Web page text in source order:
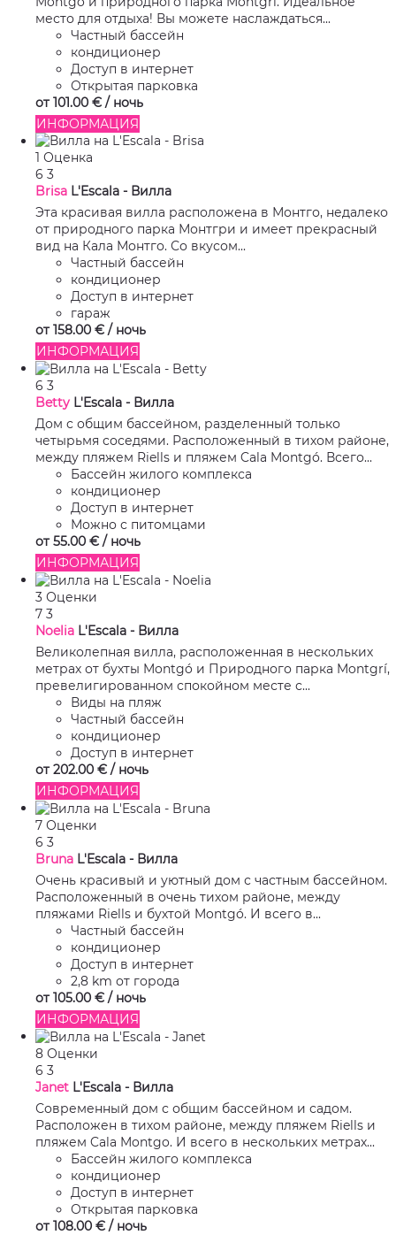
место для отдыха! Вы можете наслаждаться...
Частный бассейн
кондиционер
Доступ в интернет
Открытая парковка
от 101.00 € / ночь
ИНФОРМАЦИЯ
1 Оценка
6 3
Brisa L'Escala - Вилла
Эта красивая вилла расположена в Монтго, недалеко
от природного парка Монтгри и имеет прекрасный
вид на Кала Монтго. Со вкусом...
Частный бассейн
кондиционер
Доступ в интернет
гараж
от 158.00 € / ночь
ИНФОРМАЦИЯ
6 3
Betty L'Escala - Вилла
Дом с общим бассейном, разделенный только
четырьмя соседями. Расположенный в тихом районе,
между пляжем Riells и пляжем Cala Montgó. Всего...
Бассейн жилого комплекса
кондиционер
Доступ в интернет
Можно с питомцами
от 55.00 € / ночь
ИНФОРМАЦИЯ
3 Оценки
7 3
Noelia L'Escala - Вилла
Великолепная вилла, расположенная в нескольких
метрах от бухты Montgó и Природного парка Montgrí,
превелигированном спокойном месте с...
Виды на пляж
Частный бассейн
кондиционер
Доступ в интернет
от 202.00 € / ночь
ИНФОРМАЦИЯ
7 Оценки
6 3
Bruna L'Escala - Вилла
Очень красивый и уютный дом с частным бассейном.
Расположенный в очень тихом районе, между
пляжами Riells и бухтой Montgó. И всего в...
Частный бассейн
кондиционер
Доступ в интернет
2,8 km от города
от 105.00 € / ночь
ИНФОРМАЦИЯ
8 Оценки
6 3
Janet L'Escala - Вилла
Современный дом с общим бассейном и садом.
Расположен в тихом районе, между пляжем Riells и
пляжем Cala Montgo. И всего в нескольких метрах...
Бассейн жилого комплекса
кондиционер
Доступ в интернет
Открытая парковка
от 108.00 € / ночь